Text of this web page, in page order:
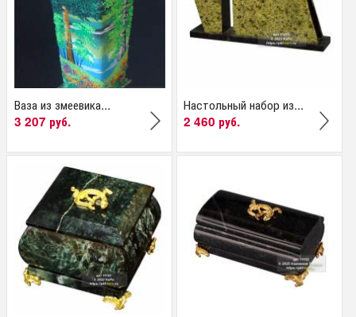
Ваза из змеевика...
3 207 руб.
Настольный набор из...
2 460 руб.